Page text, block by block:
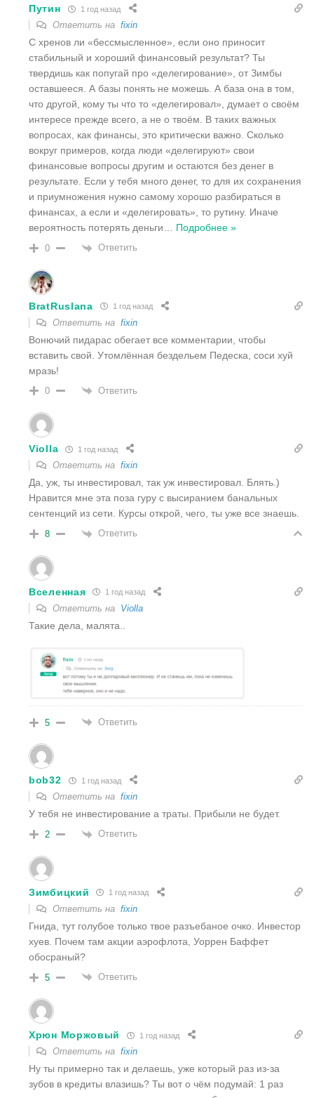
Путин 1 год назад
Ответить на fixin
С хренов ли «бессмысленное», если оно приносит
стабильный и хороший финансовый результат? Ты
твердишь как попугай про «делегирование», от Зимбы
оставшееся. А базы понять не можешь. А база она в том,
что другой, кому ты что то «делегировал», думает о своём
интересе прежде всего, а не о твоём. В таких важных
вопросах, как финансы, это критически важно. Сколько
вокруг примеров, когда люди «делегируют» свои
финансовые вопросы другим и остаются без денег в
результате. Если у тебя много денег, то для их сохранения
и приумножения нужно самому хорошо разбираться в
финансах, а если и «делегировать», то рутину. Иначе
вероятность потерять деньги
Подробнее »
0 Ответить
BratRuslana 1 год назад
Ответить на fixin
Вонючий пидарас обегает все комментарии, чтобы
вставить свой. Утомлённая бездельем Педеска, соси хуй
мразь!
0 Ответить
Violla 1 год назад
Ответить на fixin
Да, уж, ты инвестировал, так уж инвестировал. Блять.)
Нравится мне эта поза гуру с высиранием банальных
сентенций из сети. Курсы открой, чего, ты уже все знаешь.
8 Ответить
Вселенная 1 год назад
Ответить на Violla
Такие дела, малята..
5 Ответить
bob32 1 год назад
Ответить на fixin
У тебя не инвестирование а траты. Прибыли не будет.
2 Ответить
Зимбицкий 1 год назад
Ответить на fixin
Гнида, тут голубое только твое разъебаное очко. Инвестор
хуев. Почем там акции аэрофлота, Уоррен Баффет
обосраный?
5 Ответить
Хрюн Моржовый 1 год назад
Ответить на fixin
Ну ты примерно так и делаешь, уже который раз из-за
зубов в кредиты влазишь? Ты вот о чём подумай: 1 раз